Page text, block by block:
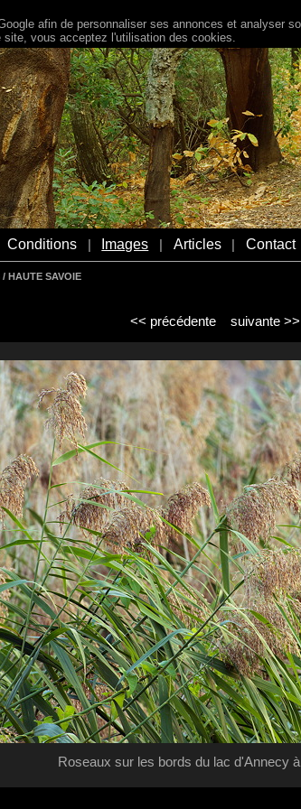
Conditions Images Articles Contact
/ HAUTE SAVOIE
<< précédente suivante >>
Roseaux sur les bords du lac d'Annecy
afin de personnaliser ses annonces et analyser
vous acceptez l'utilisation des cookies.